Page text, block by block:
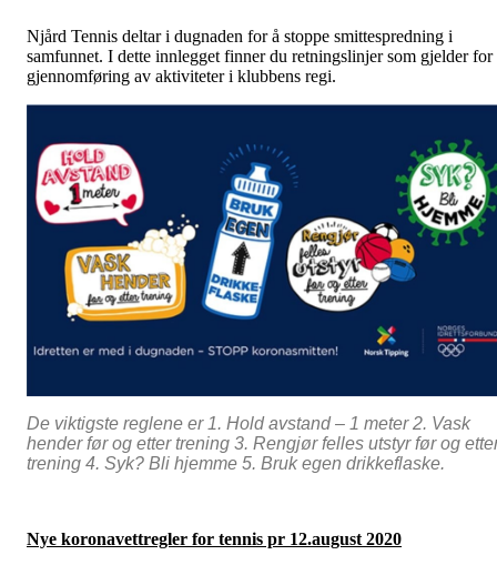
Njård Tennis deltar i dugnaden for å stoppe smittespredning i
samfunnet. I dette innlegget finner du retningslinjer som gjelder for
gjennomføring av aktiviteter i klubbens regi.
De viktigste reglene er 1. Hold avstand – 1 meter 2. Vask
hender før og etter trening 3. Rengjør felles utstyr før og
trening 4. Syk? Bli hjemme 5. Bruk egen drikkeflaske.
Nye koronavettregler for tennis pr 12.august 2020